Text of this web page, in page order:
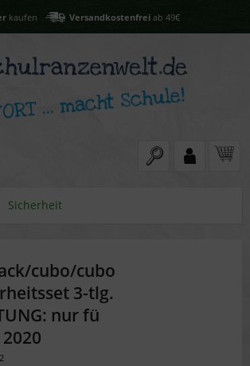
kaufen Versandkostenfreiab 49€
Sicherheit
cubo/cubo
3-tlg.
nur fü